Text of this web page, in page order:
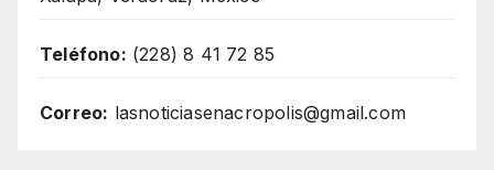
Teléfono: (228) 8 41 72 85
Correo: lasnoticiasenacropolis@gmail.com